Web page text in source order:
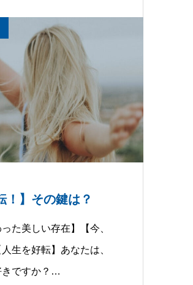
！】その鍵は？
た美しい存在】【今、
生を好転】あなたは、
きですか？…